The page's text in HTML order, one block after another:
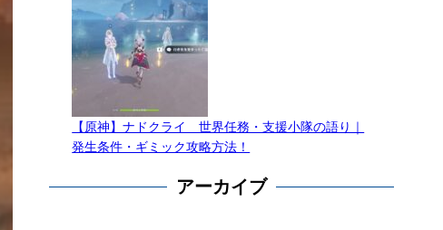
【原神】ナドクライ 世界任務・支援小隊の語り｜
発生条件・ギミック攻略方法！
アーカイブ